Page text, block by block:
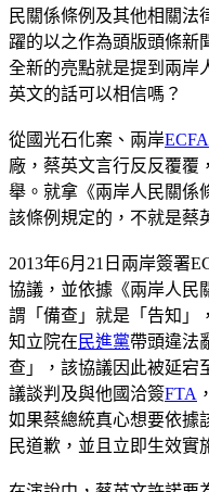
民關係條例及其他相關法
躍的以之作為頭版頭條新
全新的亮點就是提到兩岸
英文的話可以相信嗎？
從國光石化案、兩岸ECFA
廠，蔡英文言行反反覆覆
舉。就拿《兩岸人民關係
該條例規定的，不就是蔡
2013年6月21日兩岸簽署
協議，並依據《兩岸人民
謂「備查」就是「告知」
知立院在 民進黨帶頭違法
查」，該協議因此被延宕
議談判及與他國洽簽FTA
如果蔡總統真心想要依據
民道歉，並且立即生效實